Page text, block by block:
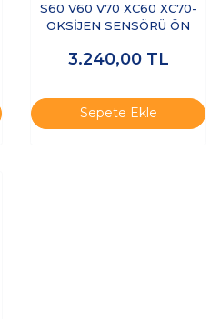
S60 V60 V70 XC60 XC70-
OKSİJEN SENSÖRÜ ÖN
3.240,00 TL
Sepete Ekle